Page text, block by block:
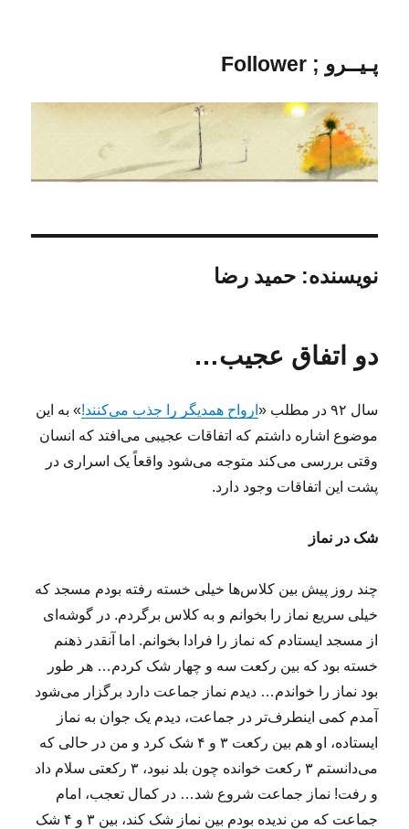
پـیــرو ; Follower
نویسنده:حمید رضا
دو اتفاق عجیب…
سال ۹۲ در مطلب « ارواح همدیگر را جذب می‌کنند!» به این
موضوع اشاره داشتم که اتفاقات عجیبی می‌افتد که انسان
وقتی بررسی می‌کند متوجه می‌شود واقعاً یک اسراری در
پشت این اتفاقات وجود دارد.
شک در نماز
چند روز پیش بین کلاس‌ها خیلی خسته رفته بودم مسجد که
خیلی سریع نماز را بخوانم و به کلاس برگردم. در گوشه‌ای
از مسجد ایستادم که نماز را فرادا بخوانم. اما آنقدر ذهنم
خسته بود که بین رکعت سه و چهار شک کردم… هر طور
بود نماز را خواندم… دیدم نماز جماعت دارد برگزار می‌شود
آمدم کمی اینطرف‌تر در جماعت، دیدم یک جوان به نماز
ایستاده، او هم بین رکعت ۳ و ۴ شک کرد و من در حالی که
می‌دانستم ۳ رکعت خوانده چون بلد نبود، ۳ رکعتی سلام داد
و رفت! نماز جماعت شروع شد… در کمال تعجب، امام
جماعت که من ندیده بودم بین نماز شک کند، بین ۳ و ۴ شک